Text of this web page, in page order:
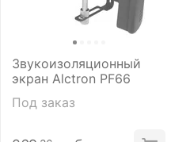
Звукоизоляционный
экран Alctron PF66
Под заказ